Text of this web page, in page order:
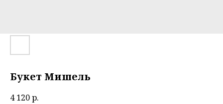
Букет Мишель
4 120р.